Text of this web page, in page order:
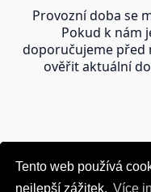
Tento web používá
nejlepší zážitek. Více
Tento web používá
nejlepší zážitek. Více
Provozní doba se
Pokud k nám
doporučujeme před
ověřit aktuální